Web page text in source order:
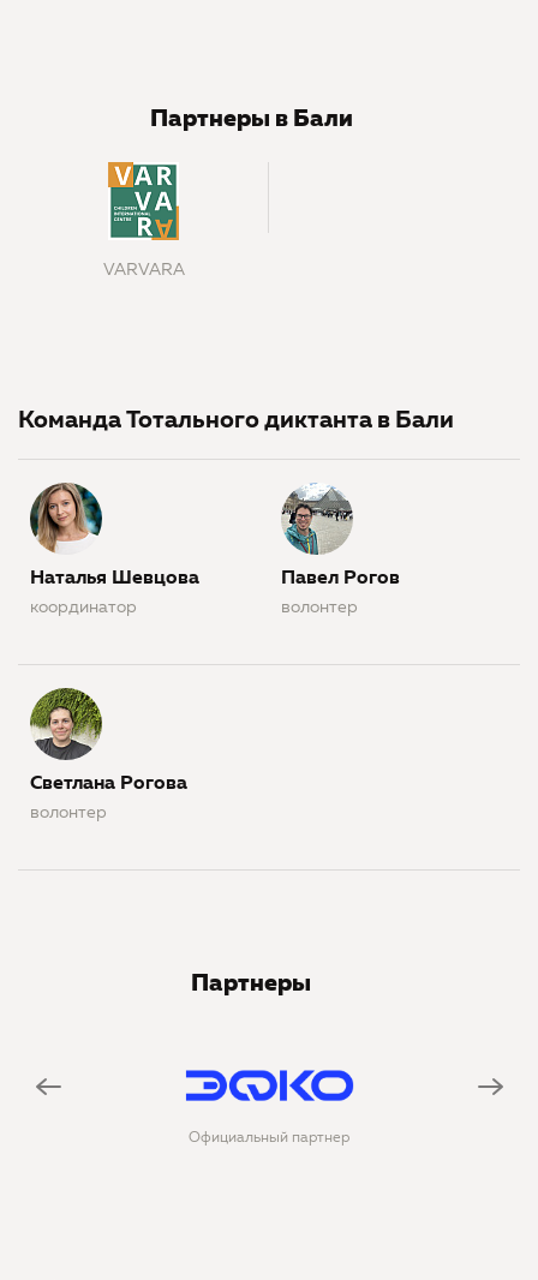
Партнеры в Бали
VARVARA
Команда Тотального диктанта в Бали
Наталья Шевцова
координатор
Павел Рогов
волонтер
Светлана Рогова
волонтер
Партнеры